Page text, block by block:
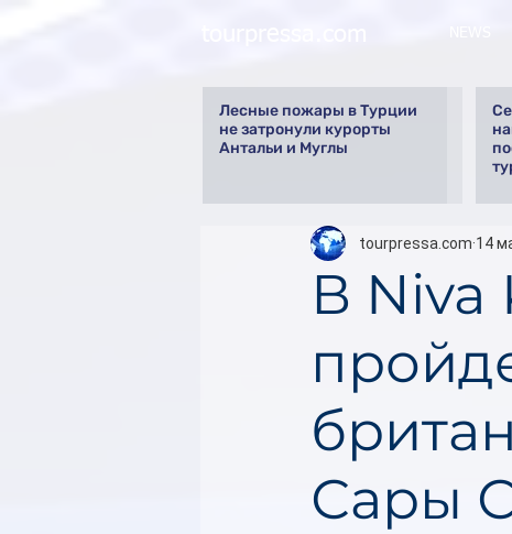
Лесные пожары в Турции
не затронули курорты
Антальи и Муглы
В Niva
Сары
tourpressa.com 14